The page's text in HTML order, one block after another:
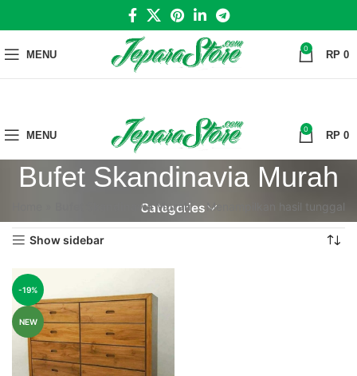
MENU 0 RP 0
MENU 0 RP 0
Bufet Skandinavia Murah
Categories
Bufet Skandinavia Murah Menampilkan hasil tunggal
Show sidebar
-19%
NEW